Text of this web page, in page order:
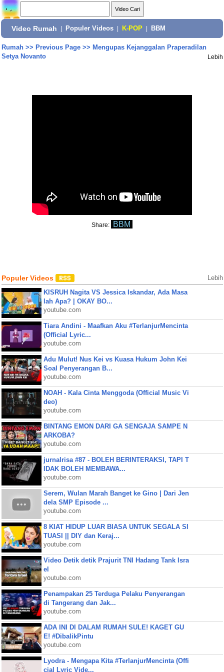
Video Rumah Populer Videos K-POP BBM
Rumah>> Previous Page>> Mengupas Kejanggalan Praperadilan
Setya Novanto
Lebih
Share: BBM
Populer Videos Lebih
KISRUH Nagita VS Jessica Iskandar, Ada Masa
lah Apa? | OKAY BO...
youtube.com
Tiara Andini - Maafkan Aku #TerlanjurMencinta
(Official Lyric...
youtube.com
Adu Mulut! Nus Kei vs Kuasa Hukum John Kei
Soal Penyerangan B...
youtube.com
NOAH - Kala Cinta Menggoda (Official Music Vi
deo)
youtube.com
BINTANG EMON DARI GA SENGAJA SAMPE N
ARKOBA?
youtube.com
jurnalrisa #87 - BOLEH BERINTERAKSI, TAPI T
IDAK BOLEH MEMBAWA...
youtube.com
Serem, Wulan Marah Banget ke Gino | Dari Jen
dela SMP Episode ...
youtube.com
8 KIAT HIDUP LUAR BIASA UNTUK SEGALA SI
TUASI || DIY dan Keraj...
youtube.com
Video Detik detik Prajurit TNI Hadang Tank Isra
el
youtube.com
Penampakan 25 Terduga Pelaku Penyerangan
di Tangerang dan Jak...
youtube.com
ADA INI DI DALAM RUMAH SULE! KAGET GU
E! #DibalikPintu
youtube.com
Lyodra - Mengapa Kita #TerlanjurMencinta (Offi
cial Lyric Vide...